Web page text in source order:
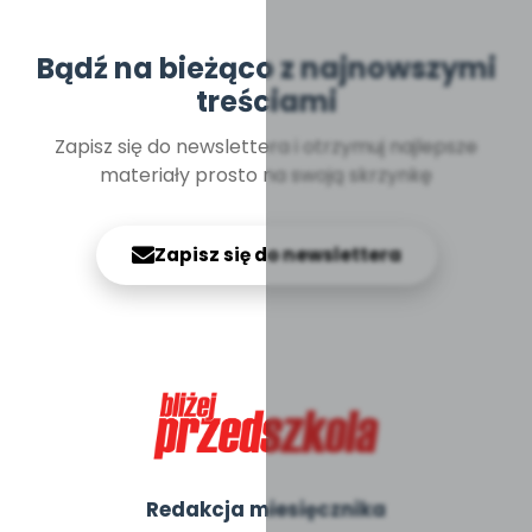
Bądź na bieżąco z najnowszymi
treściami
Zapisz się do newslettera i otrzymuj najlepsze
materiały prosto na swoją skrzynkę
Zapisz się do newslettera
Redakcja miesięcznika